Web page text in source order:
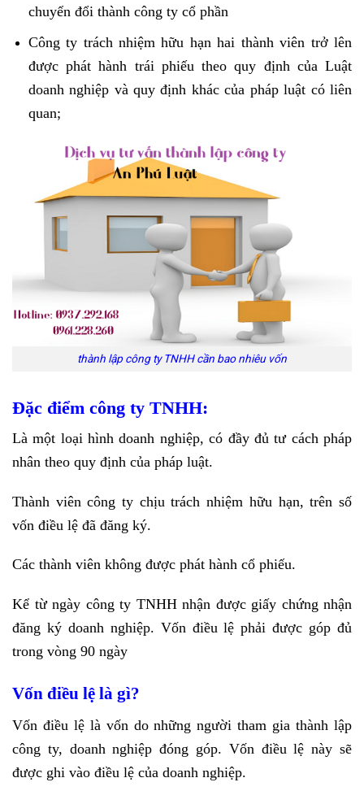
chuyển đổi thành công ty cổ phần
Công ty trách nhiệm hữu hạn hai thành viên trở lên
được phát hành trái phiếu theo quy định của Luật
doanh nghiệp và quy định khác của pháp luật có liên
quan;
thành lập công ty TNHH cần bao nhiêu vốn
Đặc điểm công ty TNHH:
Là một loại hình doanh nghiệp, có đầy đủ tư cách pháp
nhân theo quy định của pháp luật.
Thành viên công ty chịu trách nhiệm hữu hạn, trên số
vốn điều lệ đã đăng ký.
Các thành viên không được phát hành cổ phiếu.
Kể từ ngày công ty TNHH nhận được giấy chứng nhận
đăng ký doanh nghiệp. Vốn điều lệ phải được góp đủ
trong vòng 90 ngày
Vốn điều lệ là gì?
Vốn điều lệ là vốn do những người tham gia thành lập
công ty, doanh nghiệp đóng góp. Vốn điều lệ này sẽ
được ghi vào điều lệ của doanh nghiệp.